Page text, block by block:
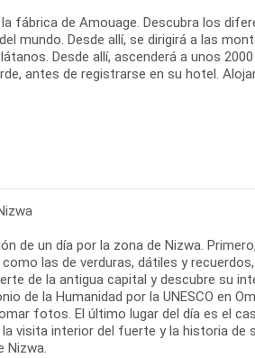
fábrica de Amouage. Descubra los
mundo. Desde allí, se dirigirá a las
Desde allí, ascenderá a unos
antes de registrarse en su hotel.
de un día por la zona de Nizwa.
las de verduras, dátiles y
de la antigua capital y descubre su
de la Humanidad por la UNESCO en
fotos. El último lugar del día es el
visita interior del fuerte y la historia de
Nizwa.